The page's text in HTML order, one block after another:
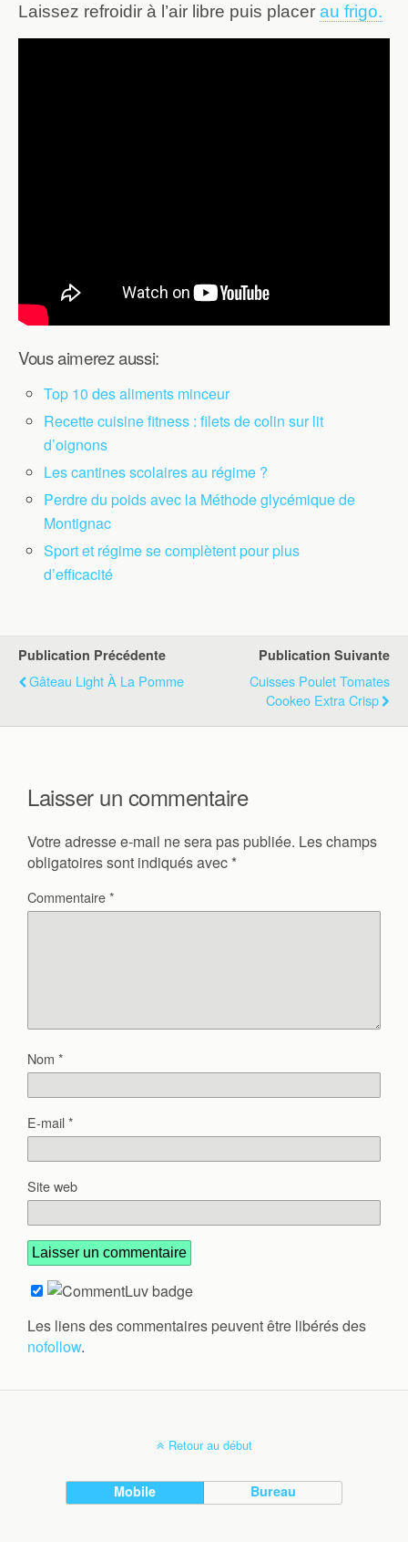
Laissez refroidir à l’air libre puis placer au frigo.
Vous aimerez aussi:
Top 10 des aliments minceur
Recette cuisine fitness : filets de colin sur lit
d’oignons
Les cantines scolaires au régime ?
Perdre du poids avec la Méthode glycémique de
Montignac
Sport et régime se complètent pour plus
d’efficacité
Publication Précédente
Gâteau Light À La Pomme
Publication Suivante
Cuisses Poulet Tomates
Cookeo Extra Crisp
Laisser un commentaire
Votre adresse e-mail ne sera pas publiée. Les champs
obligatoires sont indiqués avec *
Commentaire*
Nom *
E-mail*
Site web
Les liens des commentaires peuvent être libérés des
nofollow.
Retour au début
Mobile Bureau